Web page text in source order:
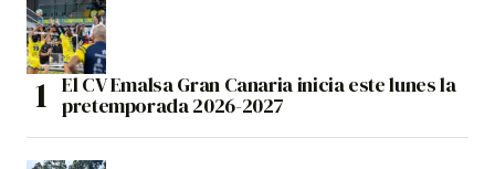
El CV Emalsa Gran Canaria inicia este lunes la
pretemporada 2026-2027